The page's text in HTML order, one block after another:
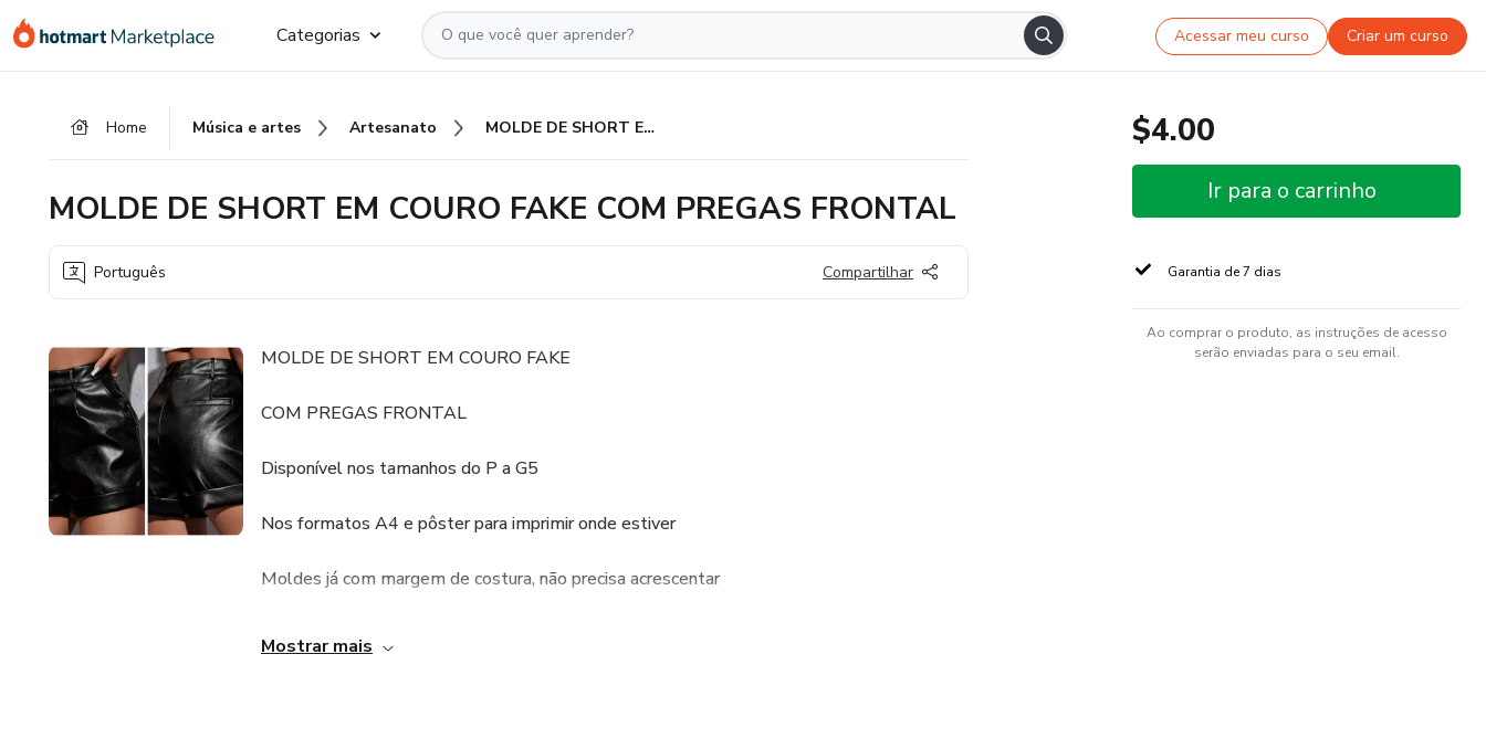
para
para
para
Categorias Acessar meu curso Criar um curso
Home Música e artes Artesanato MOLDE DE SHORT EM COURO FAKE COM PREGAS FRONTAL
MOLDE DE SHORT EM COURO FAKE COM PREGAS FRONTAL
Português Compartilhar
MOLDE DE SHORT EM COURO FAKE
COM PREGAS FRONTAL
Disponível nos tamanhos do P a G5
Nos formatos A4 e pôster para imprimir onde estiver
Moldes já com margem de costura, não precisa acrescentar
Moldes já testados
Mostrar mais
$4.00
Ir para o carrinho
Garantia de 7 dias
Ao comprar o produto, as instruções de acesso
serão enviadas para o seu email.